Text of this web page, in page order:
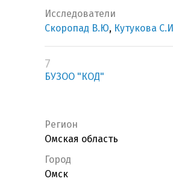
Исследователи
Скоропад В.Ю, Кутукова С.И
7
БУЗОО "КОД"
Регион
Омская область
Город
Омск